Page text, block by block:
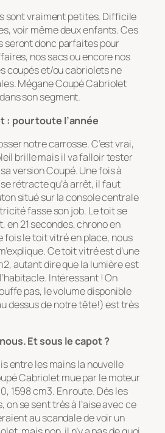
sont vraiment petites. Difficile
voir même deux enfants. Ces
seront donc parfaites pour
nos sacs ou encore nos
coupés et/ou cabriolets ne
Mégane Coupé Cabriolet
son segment.
: pour toute l’année
notre carrosse. C’est vrai,
brille mais il va falloir tester
version Coupé. Une fois à
rétracte qu’à arrêt, il faut
situé sur la console centrale
fasse son job. Le toit se
21 secondes, chrono en
fois le toit vitré en place, nous
Ce toit vitré est d’une
autant dire que la lumière est
Intéressant ! On
pas, le volume disponible
dessus de notre tête!) est très
Et sous le capot ?
entre les mains la nouvelle
Cabriolet mue par le moteur
1598 cm3. En route. Dès les
se sent très à l’aise avec ce
au scandale de voir un